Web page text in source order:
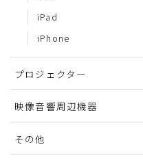
iPad
iPhone
プロジェクター
映像音響周辺機器
その他